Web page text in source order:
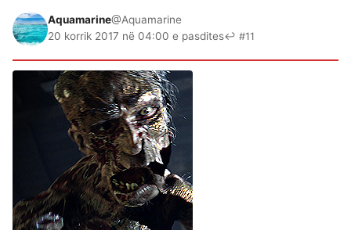
Aquamarine@Aquamarine
20 korrik 2017 në 04:00 e pasdites↩ #11